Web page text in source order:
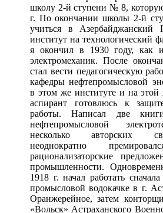
школу 2-й ступени № 8,
г. По окончании школы 2-й
учиться в Азербайджанский
институт на технологический
я окончил в 1930 году, как
электромеханик. После
стал вести педагогическую
кафедры нефтепромысловой
в этом же институте и на этой
аспирант готовлюсь к
работы. Написал две
нефтепромысловой
несколько авторских
неоднократно
рационализаторские
промышленности.
1918 г. начал работать
промысловой водокачке в г.
Оранжерейное, затем
«Вольск» Астраханского